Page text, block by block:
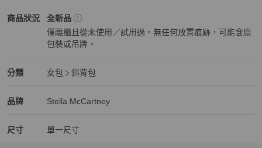
商品狀況
Stella McCartney女包
全新品
僅離櫃且從未使用／試用過。無任何放置痕跡，可能含原
包裝或吊牌。
分類
Stella McCartney 女包分類資訊
女包
斜背包
品牌
Stella McCartney 精品女包品牌介紹
Stella McCartney
Stella McCartney 推薦清單
尺寸 單一尺寸